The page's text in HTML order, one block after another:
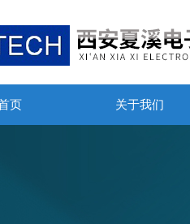
页 关于我们